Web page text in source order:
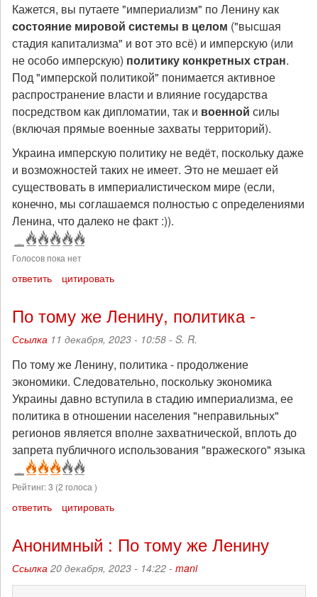
Кажется, вы путаете "империализм" по Ленину как
состояние мировой системы в целом ("высшая
стадия капитализма" и вот это всё) и имперскую (или
не особо имперскую) политику конкретных стран.
Под "имперской политикой" понимается активное
распространение власти и влияние государства
посредством как дипломатии, так и военной силы
(включая прямые военные захваты территорий).
Украина имперскую политику не ведёт, поскольку даже
и возможностей таких не имеет. Это не мешает ей
существовать в империалистическом мире (если,
конечно, мы соглашаемся полностью с определениями
Ленина, что далеко не факт :)).
Голосов пока нет
ответить цитировать
По тому же Ленину, политика -
Ссылка 11 декабря, 2023 - 10:58 - S. R.
По тому же Ленину, политика - продолжение
экономики. Следовательно, поскольку экономика
Украины давно вступила в стадию империализма, ее
политика в отношении населения "неправильных"
регионов является вполне захватнической, вплоть до
запрета публичного использования "вражеского" языка
Рейтинг:3 (2 голоса )
ответить цитировать
Анонимный : По тому же Ленину
Ссылка 20 декабря, 2023 - 14:22 - mani